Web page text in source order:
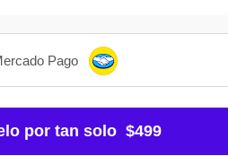
Pago
por tan solo $499